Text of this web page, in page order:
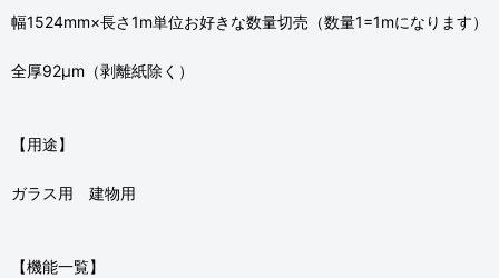
幅1524mm×長さ1m単位お好きな数量切売（数量1=1mになります）
全厚92μm（剥離紙除く）
【用途】
ガラス用 建物用
【機能一覧】